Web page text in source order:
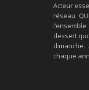
Acteur
réseau
dessert
chaque